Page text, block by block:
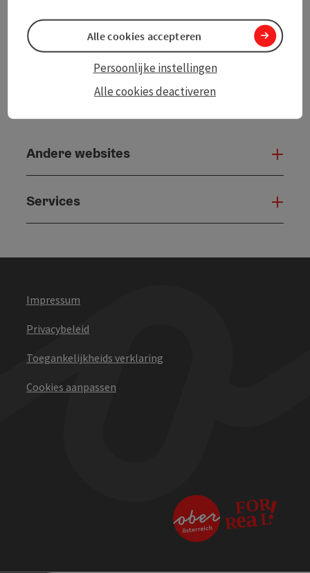
Andere websites
Services
Impressum
Privacybeleid
Toegankelijkheids verklaring
Cookies aanpassen
Alle cookies deactiveren
Persoonlijke instellingen
Alle cookies accepteren